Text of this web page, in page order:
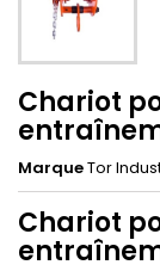
Chariot
MarqueTor
Chariot